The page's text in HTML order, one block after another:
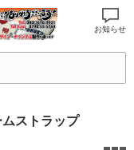
お知らせ
ストラップ